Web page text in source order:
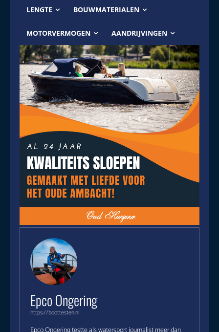
LENGTE BOUWMATERIALEN
MOTORVERMOGEN AANDRIJVINGEN
Epco Ongering
https://boottesten.nl